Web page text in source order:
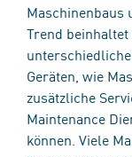
Maschinenbaus
Trend
Geräten, wie
zusätzliche
Maintenance
können. Viele